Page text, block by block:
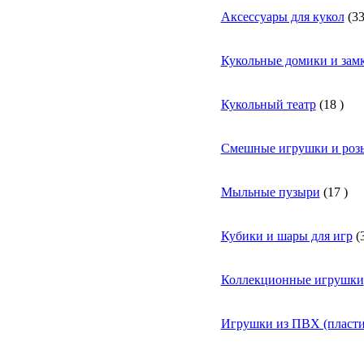
Аксессуары для кукол(33
Кукольные домики и
Кукольный театр(18)
Смешные игрушки и
Мыльные пузыри (17)
Кубики и шары для игр(
Коллекционные игрушки
Игрушки из ПВХ